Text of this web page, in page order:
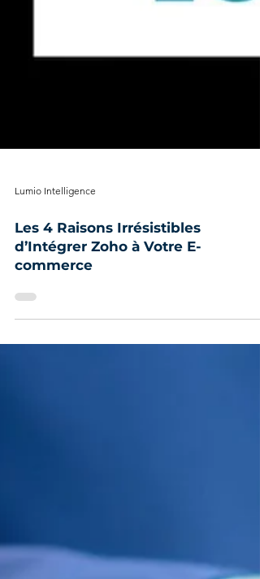
Lumio Intelligence
Les 4 Raisons Irrésistibles
commerce